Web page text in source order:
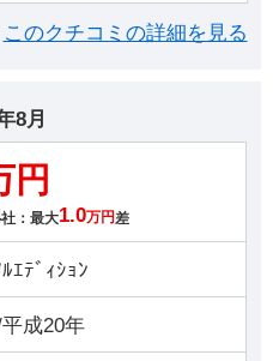
このクチコミの詳細を見る
8月
円
社：最大1.0万円差
ｴﾃﾞｨｼｮﾝ
成20年